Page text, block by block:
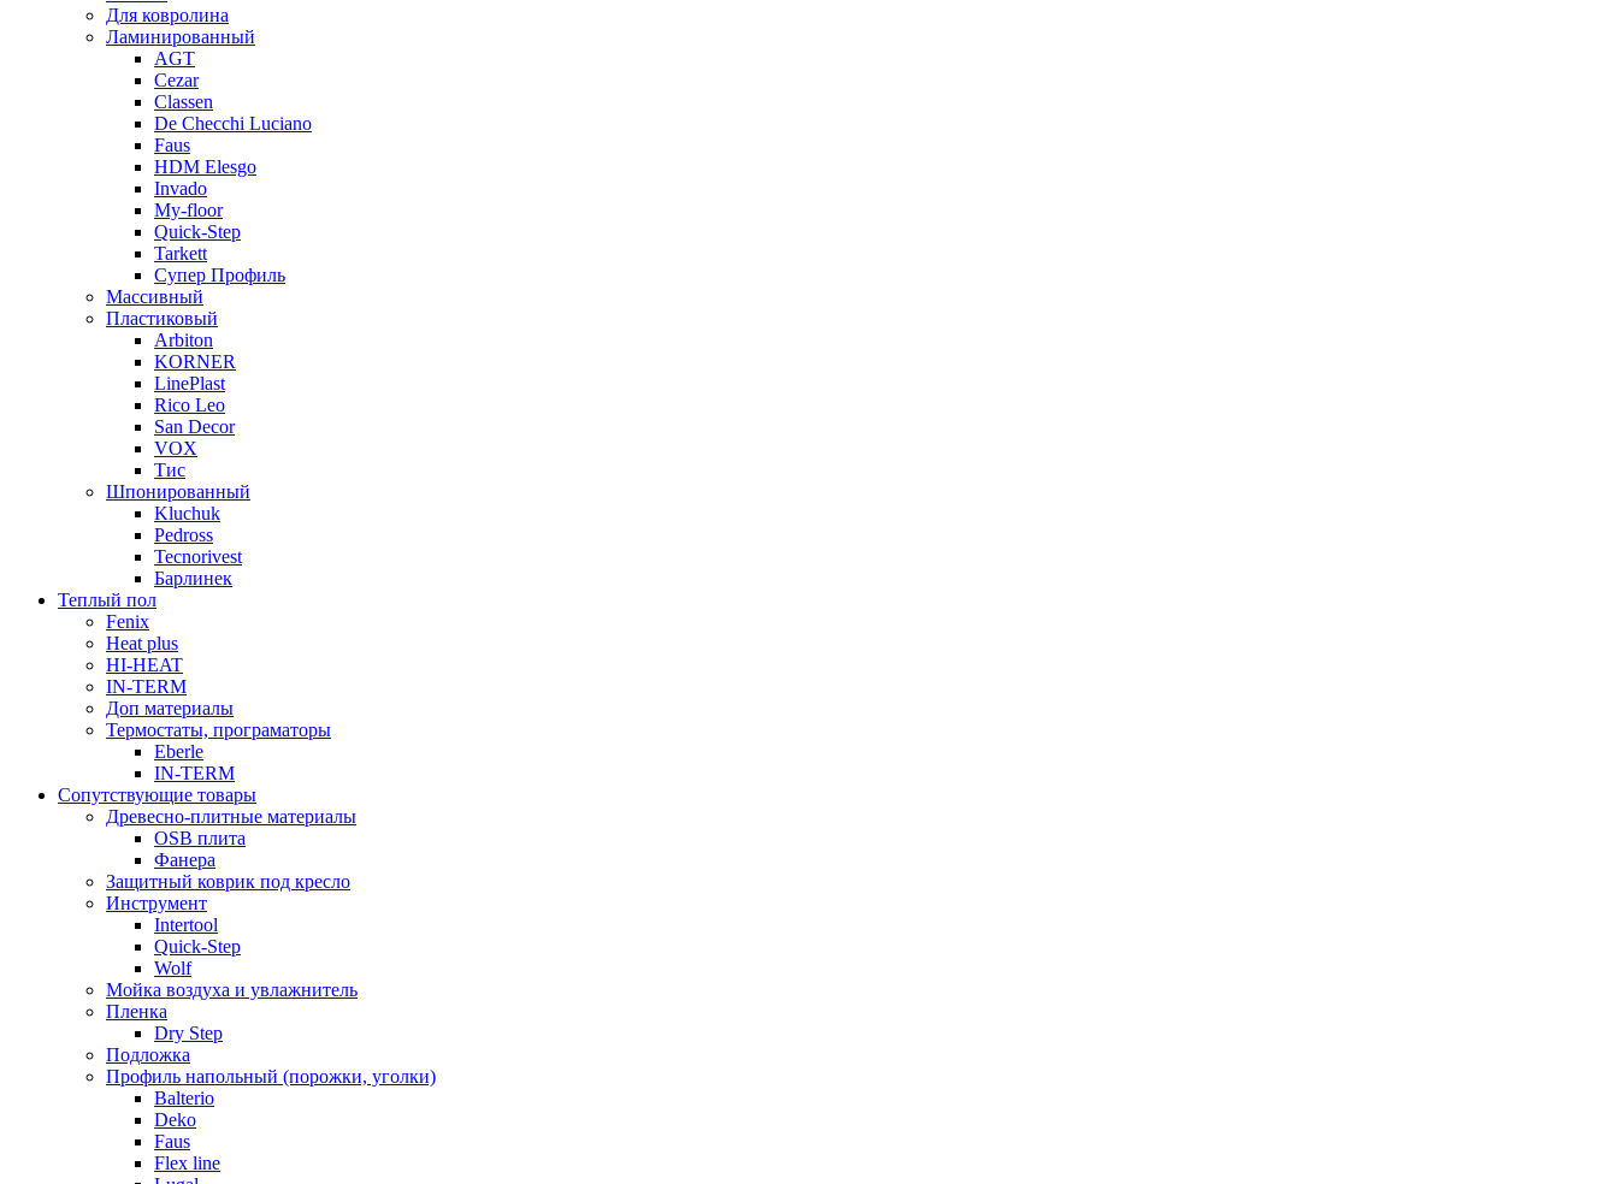
Для ковролина
Ламинированный
AGT
Cezar
Classen
De Checchi Luciano
Faus
HDM Elesgo
Invado
My-floor
Quick-Step
Tarkett
Супер Профиль
Массивный
Пластиковый
Arbiton
KORNER
LinePlast
Rico Leo
San Decor
VOX
Тис
Шпонированный
Kluchuk
Pedross
Tecnorivest
Барлинек
Теплый пол
Fenix
Heat plus
HI-HEAT
IN-TERM
Доп материалы
Термостаты, програматоры
Eberle
IN-TERM
Сопутствующие товары
Древесно-плитные материалы
OSB плита
Фанера
Защитный коврик под кресло
Инструмент
Intertool
Quick-Step
Wolf
Мойка воздуха и увлажнитель
Пленка
Dry Step
Подложка
Профиль напольный (порожки, уголки)
Balterio
Deko
Faus
Flex line